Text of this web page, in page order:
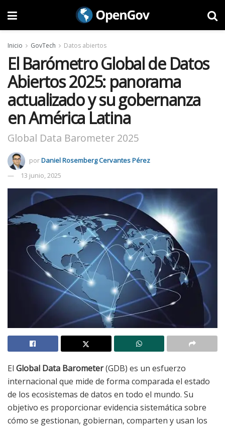
Inicio GovTech Datos abiertos
El Barómetro Global de Datos
Abiertos 2025: panorama
actualizado y su gobernanza
en América Latina
Global Data Barometer 2025
porDaniel Rosemberg Cervantes Pérez
13 junio, 2025
El Global Data Barometer(GDB) es un esfuerzo
internacional que mide de forma comparada el estado
de los ecosistemas de datos en todo el mundo. Su
objetivo es proporcionar evidencia sistemática sobre
cómo se gestionan, gobiernan, comparten y usan los